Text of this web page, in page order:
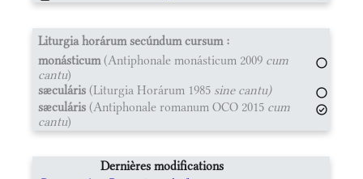
Liturgia horárum secúndum cursum :
monásticum(Antiphonale monásticum 2009 cum
cantu)
sæculáris (Liturgia Horárum 1985 sine cantu)
sæculáris (Antiphonale romanum OCO 2015 cum
cantu)
Dernières modifications